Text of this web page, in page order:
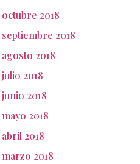
octubre 2018
septiembre 2018
agosto 2018
julio 2018
junio 2018
mayo 2018
abril 2018
marzo 2018